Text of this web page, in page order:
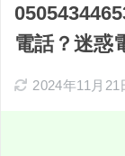
電話？迷惑
2024年11月21